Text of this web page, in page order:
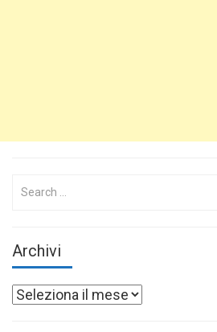
Search
Archivi
Archivi